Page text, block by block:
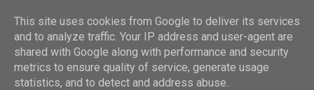
This site uses cookies from Google to deliver its services
and to analyze traffic. Your IP address and user-agent are
shared with Google along with performance and security
metrics to ensure quality of service, generate usage
statistics, and to detect and address abuse.